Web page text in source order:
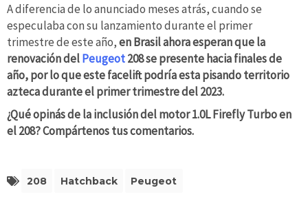
A diferencia de lo anunciado meses atrás, cuando se
especulaba con su lanzamiento durante el primer
trimestre de este año,en Brasil ahora esperan que la
renovación delPeugeot208 se presente hacia finales de
año, por lo que este facelift podría esta pisando territorio
azteca durante el primer trimestre del 2023.
¿Qué opinás de la inclusión del motor 1.0L Firefly Turbo en
el 208? Compártenos tus comentarios.
208 Hatchback Peugeot